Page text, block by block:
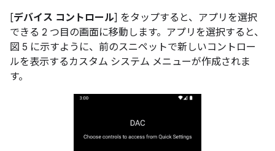
[デバイス コントロール] をタップすると、アプリを選択
できる 2 つ目の画面に移動します。アプリを選択すると、
図 5 に示すように、前のスニペットで新しいコントロー
ルを表示するカスタム システム メニューが作成されま
す。